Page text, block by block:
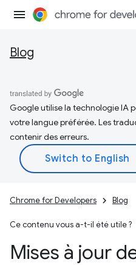
Blog
Google utilise la technologie IA
votre langue préférée. Les
contenir des erreurs.
Chrome for Developers Blog
Ce contenu vous a-t-il été utile ?
Mises à jour